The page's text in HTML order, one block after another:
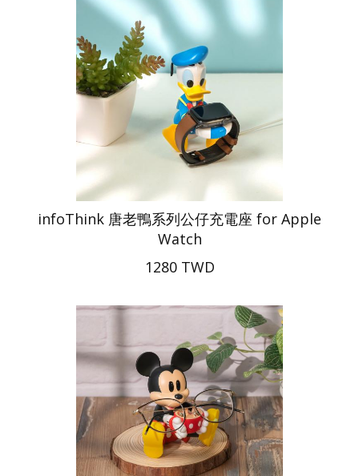
infoThink 唐老鴨系列公仔充電座 for Apple
Watch
1280 TWD